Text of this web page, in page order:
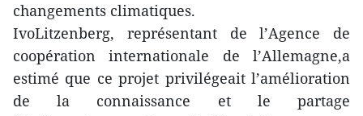
changements climatiques.
IvoLitzenberg, représentant de l’Agence de
coopération internationale de l’Allemagne,a
estimé que ce projet privilégeait l’amélioration
de la connaissance et le partage